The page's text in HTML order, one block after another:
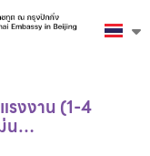
รงงาน (1-4
น…